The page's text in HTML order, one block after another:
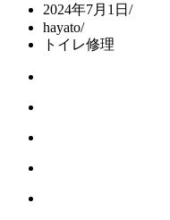
2024年7月1日 /
hayato/
トイレ修理